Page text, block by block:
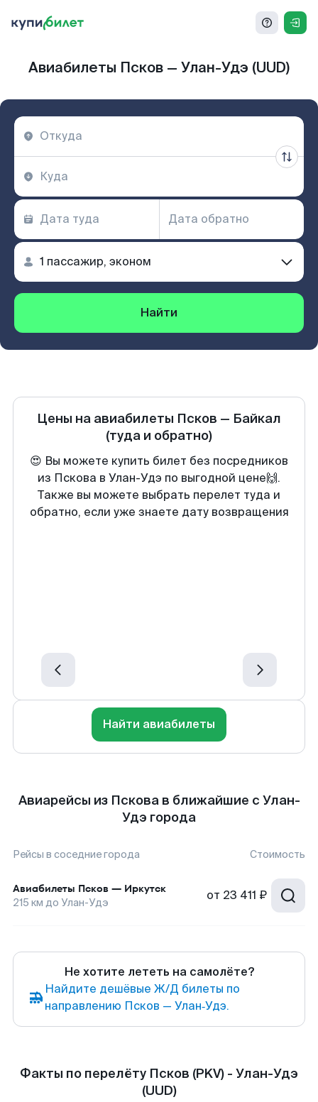
Авиабилеты Псков — Улан-Удэ (UUD)
Найти
Цены на авиабилеты Псков — Байкал
(туда и обратно)
😍 Вы можете купить билет без посредников
из Пскова в Улан-Удэ по выгодной цене🙌.
Также вы можете выбрать перелет туда и
обратно, если уже знаете дату возвращения
Найти авиабилеты
Авиарейсы из Пскова в ближайшие с Улан-
Удэ города
Рейсы в соседние города Стоимость
Авиабилеты Псков — Иркутск
215 км до Улан-Удэ от 23 411 ₽
Не хотите лететь на самолёте?
Найдите дешёвые Ж/Д билеты по
направлению Псков — Улан‑Удэ.
Факты по перелёту Псков (PKV) - Улан-Удэ
(UUD)